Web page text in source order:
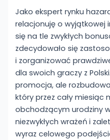
Jako ekspert rynku
relacjonuję o wyjątkowej
się na tle zwykłych
zdecydowało się
i zorganizować
dla swoich graczy z
promocja, ale
który przez cały
obchodzącym urodziny
niezwykłych wrażeń i
wyraz celowego